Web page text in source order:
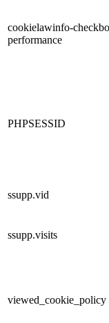
cookielawinfo-
performance
PHPSESSID
ssupp.vid
ssupp.visits
viewed_cookie_policy